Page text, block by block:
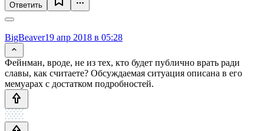
Ответить
BigBeaver19 апр 2018 в 05:28
Фейнман, вроде, не из тех, кто будет публично врать ради
славы, как считаете? Обсуждаемая ситуация описана в его
мемуарах с достатком подробностей.